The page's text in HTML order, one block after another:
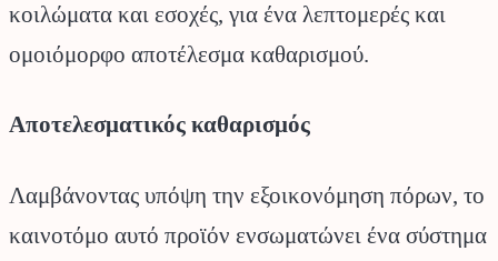
κοιλώματα και εσοχές, για ένα λεπτομερές και
ομοιόμορφο αποτέλεσμα καθαρισμού.
Αποτελεσματικός καθαρισμός
Λαμβάνοντας υπόψη την εξοικονόμηση πόρων, το
καινοτόμο αυτό προϊόν ενσωματώνει ένα σύστημα